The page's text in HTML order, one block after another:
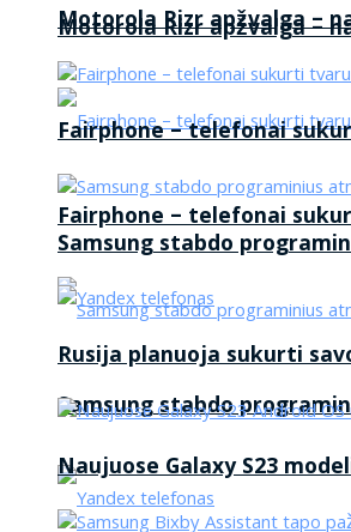
Motorola Rizr apžvalga –
Fairphone – telefonai
Samsung stabdo
Motorola Rizr apžvalga –
Fairphone – telefonai
Samsung stabdo
Rusija planuoja sukurti
Naujuose Galaxy S23